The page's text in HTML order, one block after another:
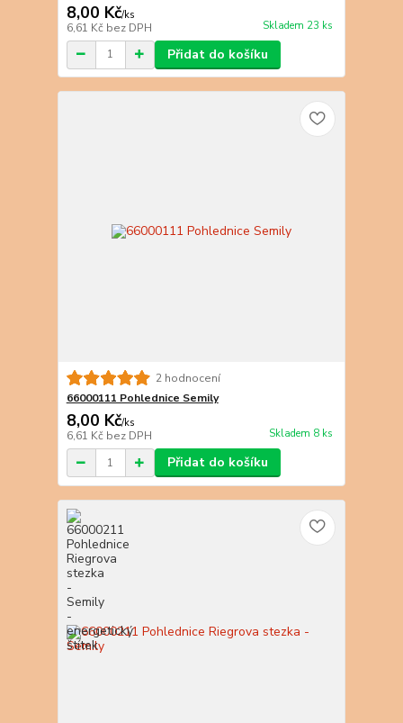
8,00 Kč/ks
6,61 Kč bez DPH Skladem 23 ks
Přidat do košíku
2 hodnocení
66000111 Pohlednice Semily
8,00 Kč/ks
6,61 Kč bez DPH Skladem 8 ks
Přidat do košíku